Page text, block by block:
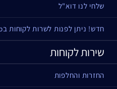
שלחי לנו דוא"ל
חדש! ניתן לפנות לשרות לקוחות בWhatsApp
שירות לקוחות
החזרות והחלפות